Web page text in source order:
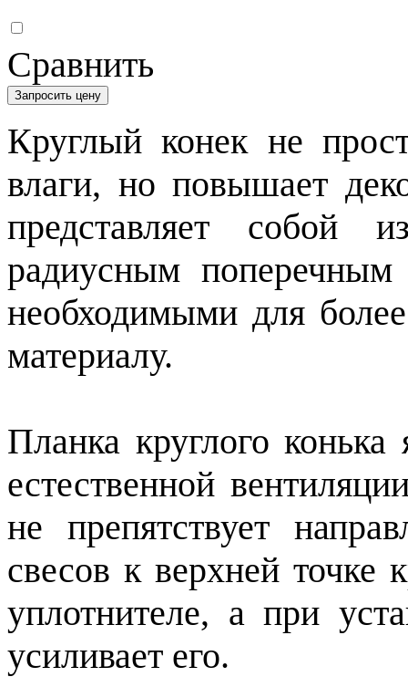
Сравнить
Запросить цену
Круглый конек не
влаги, но повышает
представляет собой
радиусным
необходимыми для
материалу.
Планка круглого
естественной
не препятствует
свесов к верхней точке
уплотнителе, а при
усиливает его.